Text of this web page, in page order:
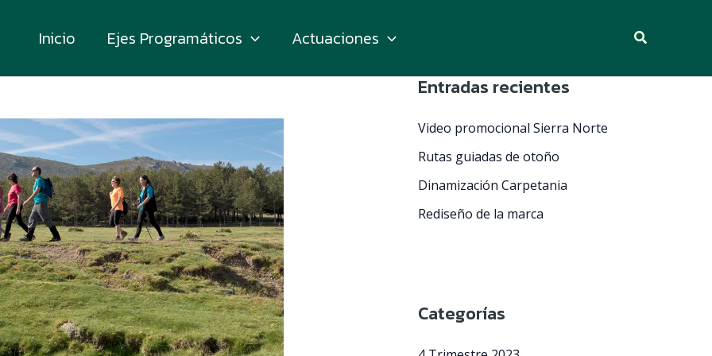
Inicio Ejes Programáticos Actuaciones Buscar
Entradas recientes
Video promocional Sierra Norte
Rutas guiadas de otoño
Dinamización Carpetania
Rediseño de la marca
Categorías